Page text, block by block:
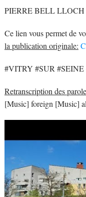
PIERRE BELL LLOCH
Ce lien vous permet de
la publication originale:
#VITRY #SUR
Retranscription des
[Music] foreign [Music]